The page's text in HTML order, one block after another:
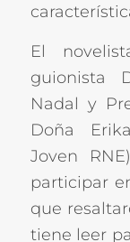
El
guionista
Nadal y
Doña
Joven
participar
que
tiene leer